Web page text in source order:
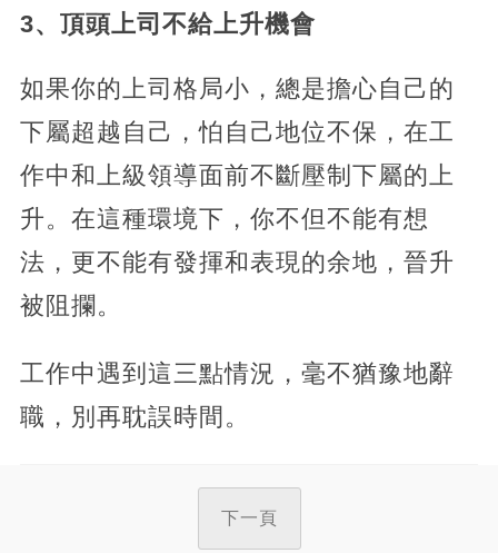
3、頂頭上司不給上升機會
如果你的上司格局小，總是擔心自己的
下屬超越自己，怕自己地位不保，在工
作中和上級領導面前不斷壓制下屬的上
升。在這種環境下，你不但不能有想
法，更不能有發揮和表現的余地，晉升
被阻攔。
工作中遇到這三點情況，毫不猶豫地辭
職，別再耽誤時間。
下一頁